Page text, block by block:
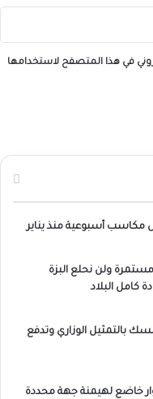
في هذا المتصفح لاستخدامها
مكاسب أسبوعية منذ يناير
ولن نحلع البزة
كامل البلاد
بالتمثيل الوزاري وتدفع
خاضع لهيمنة جهة محددة